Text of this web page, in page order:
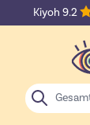
Zum Inhalt
Suche
Kiyoh 9.2